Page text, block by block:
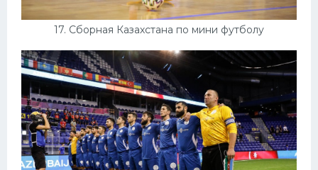
17. Сборная Казахстана по мини футболу